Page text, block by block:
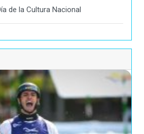
de la Cultura Nacional